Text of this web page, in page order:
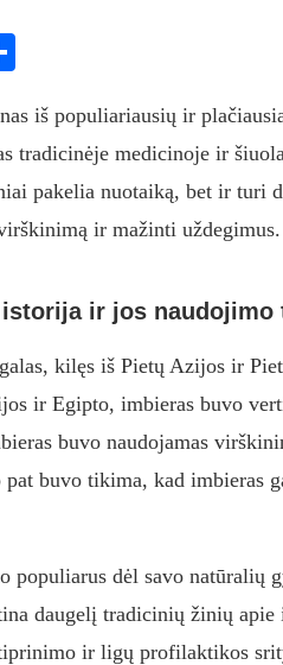
iš populiariausių ir
tradicinėje medicinoje ir
pakelia nuotaiką, bet ir turi
ir mažinti uždegimus.
ir jos naudojimo
kilęs iš Pietų Azijos ir
ir Egipto, imbieras buvo
buvo naudojamas
buvo tikima, kad imbieras
populiarus dėl savo natūralių
daugelį tradicinių žinių apie
ir ligų profilaktikos